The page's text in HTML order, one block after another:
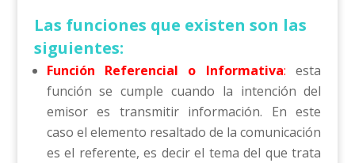
Las funciones que existen son las
siguientes:
Función Referencial o Informativa: esta
función se cumple cuando la intención del
emisor es transmitir información. En este
caso el elemento resaltado de la comunicación
es el referente, es decir el tema del que trata